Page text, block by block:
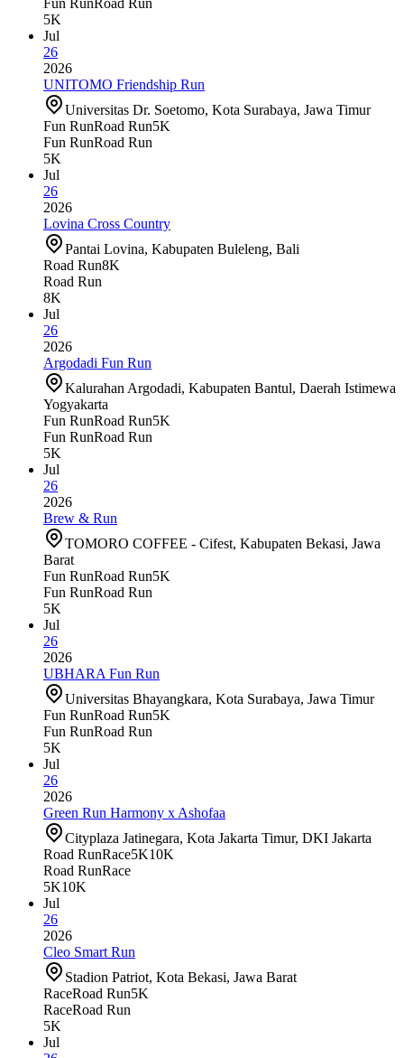
5K
Jul
26
2026
UNITOMO Friendship Run
Universitas Dr. Soetomo, Kota Surabaya, Jawa Timur
Fun RunRoad Run5K
Fun RunRoad Run
5K
Jul
26
2026
Lovina Cross Country
Pantai Lovina, Kabupaten Buleleng, Bali
Road Run8K
Road Run
8K
Jul
26
2026
Argodadi Fun Run
Kalurahan Argodadi, Kabupaten Bantul, Daerah Istimewa
Yogyakarta
Fun RunRoad Run5K
Fun RunRoad Run
5K
Jul
26
2026
Brew & Run
TOMORO COFFEE - Cifest, Kabupaten Bekasi, Jawa
Barat
Fun RunRoad Run5K
Fun RunRoad Run
5K
Jul
26
2026
UBHARA Fun Run
Universitas Bhayangkara, Kota Surabaya, Jawa Timur
Fun RunRoad Run5K
Fun RunRoad Run
5K
Jul
26
2026
Green Run Harmony x Ashofaa
Cityplaza Jatinegara, Kota Jakarta Timur, DKI Jakarta
Road RunRace5K10K
Road RunRace
5K10K
Jul
26
2026
Cleo Smart Run
Stadion Patriot, Kota Bekasi, Jawa Barat
RaceRoad Run5K
RaceRoad Run
5K
Jul